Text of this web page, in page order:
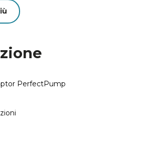
PerfectPump